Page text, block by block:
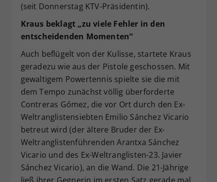
(seit Donnerstag KTV-Präsidentin).
Kraus beklagt „zu viele Fehler in den
entscheidenden Momenten“
Auch beflügelt von der Kulisse, startete Kraus
geradezu wie aus der Pistole geschossen. Mit
gewaltigem Powertennis spielte sie die mit
dem Tempo zunächst völlig überforderte
Contreras Gómez, die vor Ort durch den Ex-
Weltranglistensiebten Emilio Sánchez Vicario
betreut wird (der ältere Bruder der Ex-
Weltranglistenführenden Arantxa Sánchez
Vicario und des Ex-Weltranglisten-23. Javier
Sánchez Vicario), an die Wand. Die 21-Jährige